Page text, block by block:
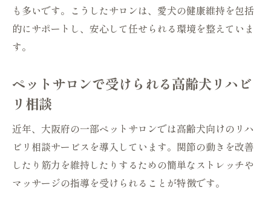
も多いです。こうしたサロンは、愛犬の健康維持を包括
的にサポートし、安心して任せられる環境を整えていま
す。
ペットサロンで受けられる高齢犬リハビ
リ相談
近年、大阪府の一部ペットサロンでは高齢犬向けのリハ
ビリ相談サービスを導入しています。関節の動きを改善
したり筋力を維持したりするための簡単なストレッチや
マッサージの指導を受けられることが特徴です。